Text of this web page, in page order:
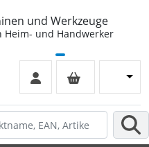
und Werkzeuge
Heim- und Handwerker